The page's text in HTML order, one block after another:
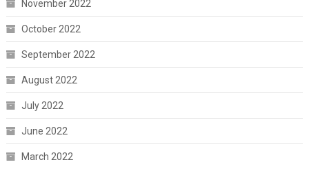
November 2022
October 2022
September 2022
August 2022
July 2022
June 2022
March 2022